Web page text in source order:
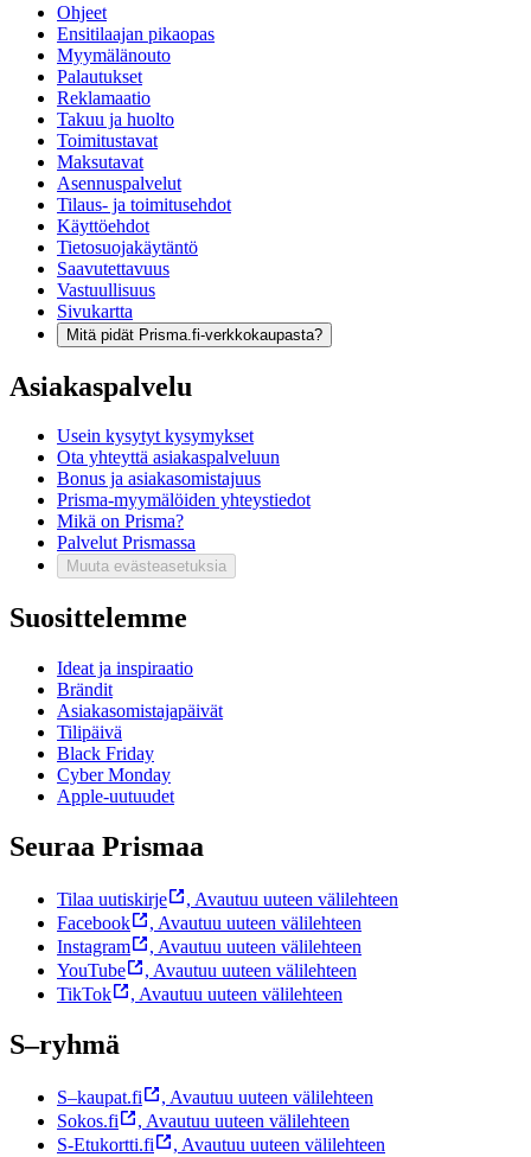
Ohjeet
Ensitilaajan pikaopas
Myymälänouto
Palautukset
Reklamaatio
Takuu ja huolto
Toimitustavat
Maksutavat
Asennuspalvelut
Tilaus- ja toimitusehdot
Käyttöehdot
Tietosuojakäytäntö
Saavutettavuus
Vastuullisuus
Sivukartta
Mitä pidät Prisma.fi-verkkokaupasta?
Asiakaspalvelu
Usein kysytyt kysymykset
Ota yhteyttä asiakaspalveluun
Bonus ja asiakasomistajuus
Prisma-myymälöiden yhteystiedot
Mikä on Prisma?
Palvelut Prismassa
Muuta evästeasetuksia
Suosittelemme
Ideat ja inspiraatio
Brändit
Asiakasomistajapäivät
Tilipäivä
Black Friday
Cyber Monday
Apple-uutuudet
Seuraa Prismaa
Tilaa uutiskirje , Avautuu uuteen välilehteen
Facebook
, Avautuu uuteen välilehteen
Instagram
, Avautuu uuteen välilehteen
YouTube
, Avautuu uuteen välilehteen
TikTok
, Avautuu uuteen välilehteen
S–ryhmä
S–kaupat.fi , Avautuu uuteen välilehteen
Sokos.fi
, Avautuu uuteen välilehteen
S-Etukortti.fi
, Avautuu uuteen välilehteen